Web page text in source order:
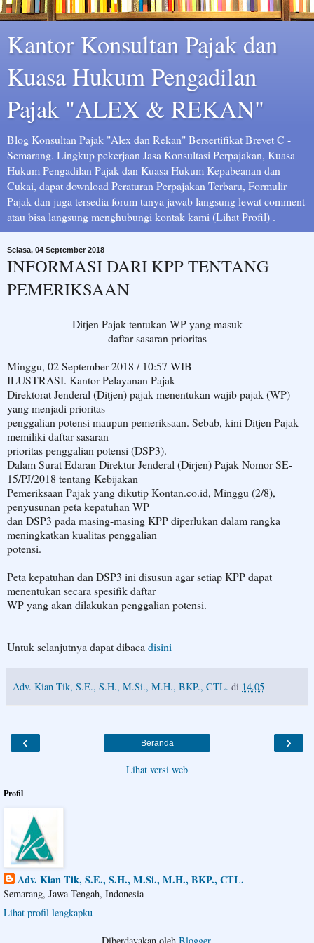
Kantor Konsultan Pajak dan
Kuasa Hukum Pengadilan
Pajak "ALEX & REKAN"
Blog Konsultan Pajak "Alex dan Rekan" Bersertifikat Brevet C -
Semarang. Lingkup pekerjaan Jasa Konsultasi Perpajakan, Kuasa
Hukum Pengadilan Pajak dan Kuasa Hukum Kepabeanan dan
Cukai, dapat download Peraturan Perpajakan Terbaru, Formulir
Pajak dan juga tersedia forum tanya jawab langsung lewat comment
atau bisa langsung menghubungi kontak kami (Lihat Profil) .
Selasa, 04 September 2018
INFORMASI DARI KPP TENTANG
PEMERIKSAAN
Ditjen Pajak tentukan WP yang masuk
daftar sasaran prioritas
Minggu, 02 September 2018 / 10:57 WIB
ILUSTRASI. Kantor Pelayanan Pajak
Direktorat Jenderal (Ditjen) pajak menentukan wajib pajak (WP)
yang menjadi prioritas
penggalian potensi maupun pemeriksaan. Sebab, kini Ditjen Pajak
memiliki daftar sasaran
prioritas penggalian potensi (DSP3).
Dalam Surat Edaran Direktur Jenderal (Dirjen) Pajak Nomor SE-
15/PJ/2018 tentang Kebijakan
Pemeriksaan Pajak yang dikutip Kontan.co.id, Minggu (2/8),
penyusunan peta kepatuhan WP
dan DSP3 pada masing-masing KPP diperlukan dalam rangka
meningkatkan kualitas penggalian
potensi.
Peta kepatuhan dan DSP3 ini disusun agar setiap KPP dapat
menentukan secara spesifik daftar
WP yang akan dilakukan penggalian potensi.
Untuk selanjutnya dapat dibaca disini
Adv. Kian Tik, S.E., S.H., M.Si., M.H., BKP., CTL. di 14.05
‹ ›
Beranda
Lihat versi web
Profil
Adv. Kian Tik, S.E., S.H., M.Si., M.H., BKP., CTL.
Semarang, Jawa Tengah, Indonesia
Lihat profil lengkapku